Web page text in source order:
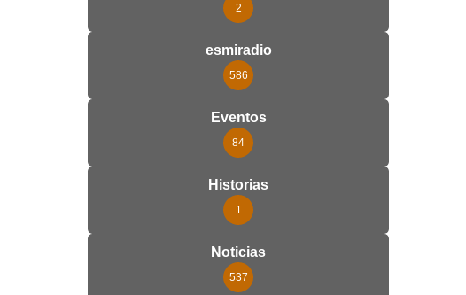
2
esmiradio
586
Eventos
84
Historias
1
Noticias
537